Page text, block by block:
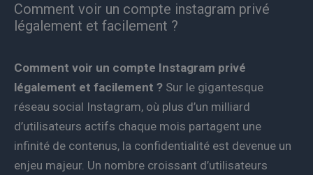
Comment voir un compte instagram privé
légalement et facilement ?
Comment voir un compte Instagram privé
légalement et facilement ? Sur le gigantesque
réseau social Instagram, où plus d’un milliard
d’utilisateurs actifs chaque mois partagent une
infinité de contenus, la confidentialité est devenue un
enjeu majeur. Un nombre croissant d’utilisateurs